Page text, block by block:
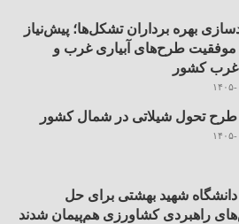
بهره برداران تشکل‌ها؛ پیش‌نیاز
موفقیت طرح‌های آبیاری غرب و
کشور
۱۲
طرح تحول شیلاتی در شمال کشور
۱۲
شهید بهشتی برای حل
راهبردی کشاورزی هم‌پیمان شدند